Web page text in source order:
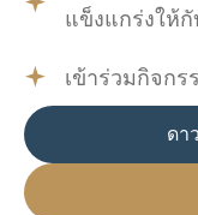
แข็งแกร่งให้
เข้าร่วมกิจก
ดา